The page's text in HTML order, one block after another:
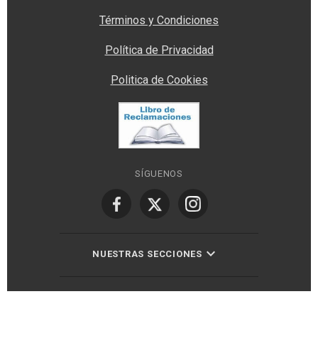
Términos y Condiciones
Política de Privacidad
Politica de Cookies
SÍGUENOS
NUESTRAS SECCIONES